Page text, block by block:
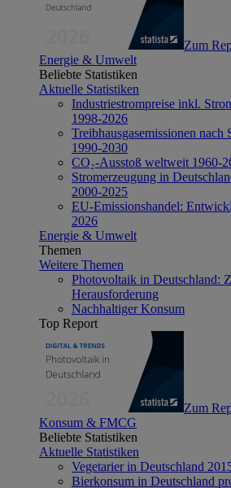
Zum
Energie & Umwelt
Beliebte Statistiken
Aktuelle Statistiken
Industriestrompreise inkl.
1998-2026
Treibhausgasemissionen nach
1990-2030
CO₂-Ausstoß weltweit 1960-
Stromerzeugung in
2000-2025
EU-Emissionshandel:
2026
Energie & Umwelt
Themen
Weitere Themen
Photovoltaik in Deutschland:
Herausforderung
Nachhaltiger Konsum
Top Report
Zum
Konsum & FMCG
Beliebte Statistiken
Aktuelle Statistiken
Vegetarier in Deutschland
Bierkonsum in Deutschland